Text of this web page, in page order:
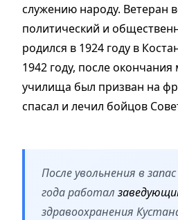
служению народу. Ветеран
политический и
родился в 1924 году в
1942 году, после
училища был призван на
спасал и лечил бойцов
После увольнения в
года работал
здравоохранения